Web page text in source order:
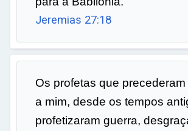
Jeremias 27:18
Os profetas que
a mim, desde os tempos
profetizaram guerra,